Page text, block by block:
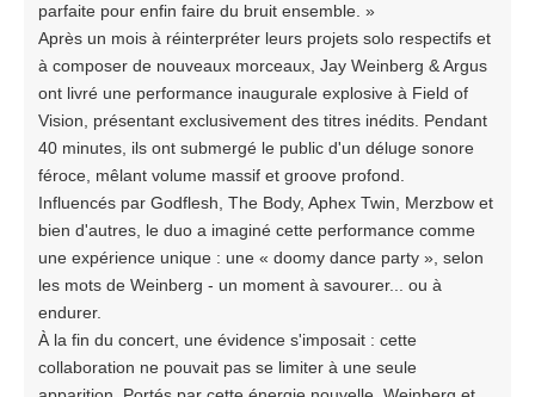
parfaite pour enfin faire du bruit ensemble. »
Après un mois à réinterpréter leurs projets solo respectifs et
à composer de nouveaux morceaux, Jay Weinberg & Argus
ont livré une performance inaugurale explosive à Field of
Vision, présentant exclusivement des titres inédits. Pendant
40 minutes, ils ont submergé le public d'un déluge sonore
féroce, mêlant volume massif et groove profond.
Influencés par Godflesh, The Body, Aphex Twin, Merzbow et
bien d'autres, le duo a imaginé cette performance comme
une expérience unique : une « doomy dance party », selon
les mots de Weinberg - un moment à savourer... ou à
endurer.
À la fin du concert, une évidence s'imposait : cette
collaboration ne pouvait pas se limiter à une seule